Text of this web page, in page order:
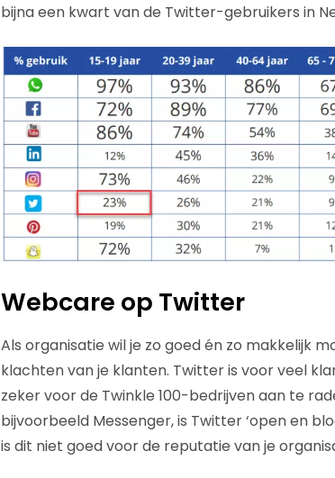
bijna een kwart van de Twitter-gebruikers in
Webcare op Twitter
Als organisatie wil je zo goed én zo makkelijk
klachten van je klanten. Twitter is voor veel
zeker voor de Twinkle 100-bedrijven aan te
bijvoorbeeld Messenger, is Twitter ‘open en
is dit niet goed voor de reputatie van je